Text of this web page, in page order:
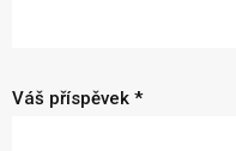
Váš příspěvek *